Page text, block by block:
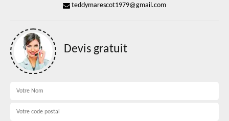
teddymarescot1979@gmail.com
Devis gratuit